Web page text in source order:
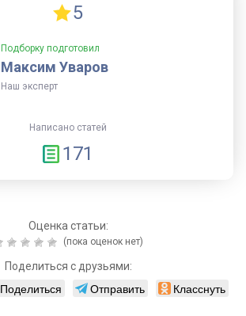
5
Подборку подготовил
Максим Уваров
Наш эксперт
Написано статей
171
Оценка статьи:
(пока оценок нет)
Поделиться с друзьями:
Поделиться Отправить Класснуть